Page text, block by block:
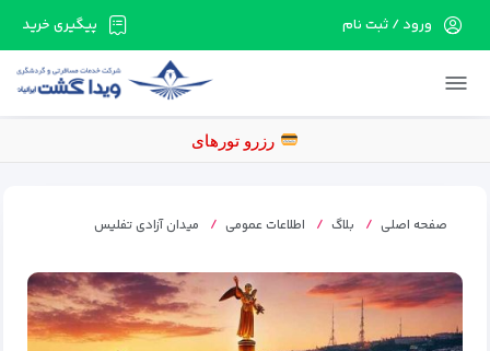
در حال حاضر ارتباط با سرور قطع می باشد لطفا
رزرو
پیگیری خرید ورود / ثبت نام
صفحه اصلی بلاگ اطلاعات عمومی میدان آزادی تفلیس